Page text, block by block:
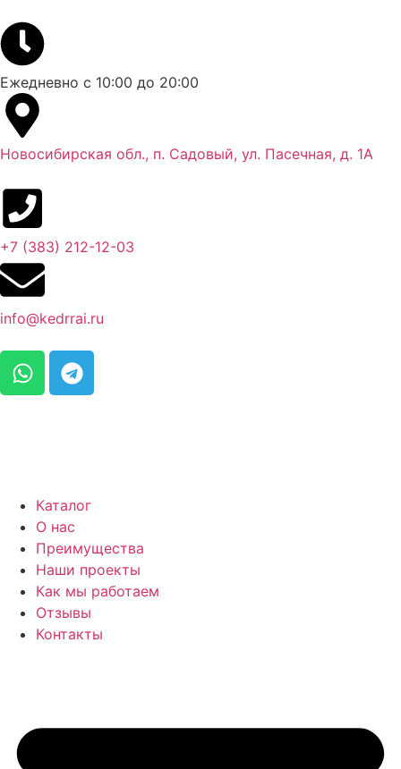
Ежедневно с 10:00 до 20:00
Новосибирская обл., п. Садовый, ул. Пасечная, д. 1А
+7 (383) 212-12-03​
info@kedrrai.ru
Каталог
О нас
Преимущества
Наши проекты
Как мы работаем
Отзывы
Контакты